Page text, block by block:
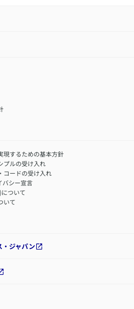
旧アクサダイレクト生命）
み
守りするために
プラン・アドバイザー（営業職）
現するための基本方針
プルの受け入れ
コードの受け入れ
バシー宣言
ついて
いて
・ジャパン